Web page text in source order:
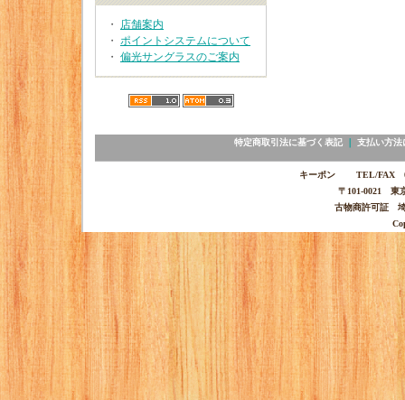
・ 店舗案内
・ ポイントシステムについて
・ 偏光サングラスのご案内
特定商取引法に基づく表記｜ 支払い方法
キーポン TEL/FAX
〒101-0021 東
古物商許可証